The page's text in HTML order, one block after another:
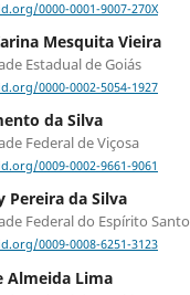
0000-0001-9007-270X
Mesquita Vieira
Estadual de Goiás
0000-0002-5054-1927
da Silva
Federal de Viçosa
0009-0002-9661-9061
Pereira da Silva
Federal do Espírito Santo
0009-0008-6251-3123
Almeida Lima